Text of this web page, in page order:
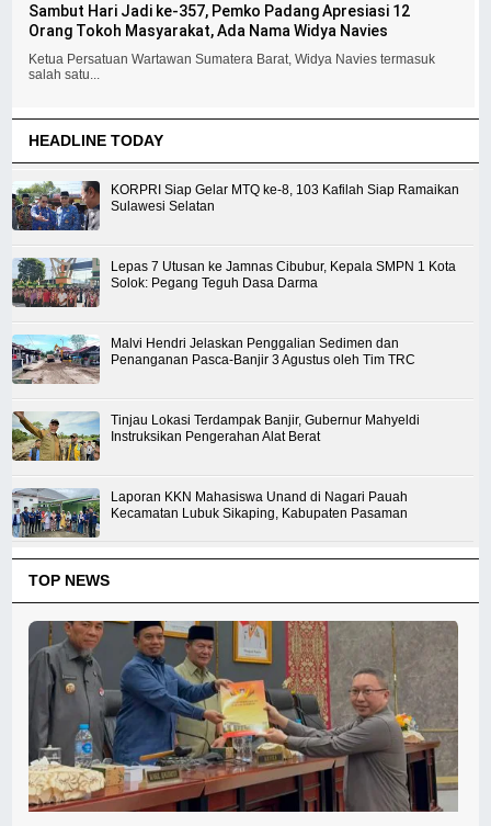
Sambut Hari Jadi ke-357, Pemko Padang Apresiasi 12
Orang Tokoh Masyarakat, Ada Nama Widya Navies
Ketua Persatuan Wartawan Sumatera Barat, Widya Navies termasuk
salah satu...
HEADLINE TODAY
KORPRI Siap Gelar MTQ ke-8, 103 Kafilah Siap Ramaikan
Sulawesi Selatan
Lepas 7 Utusan ke Jamnas Cibubur, Kepala SMPN 1 Kota
Solok: Pegang Teguh Dasa Darma
Malvi Hendri Jelaskan Penggalian Sedimen dan
Penanganan Pasca-Banjir 3 Agustus oleh Tim TRC
Tinjau Lokasi Terdampak Banjir, Gubernur Mahyeldi
Instruksikan Pengerahan Alat Berat
Laporan KKN Mahasiswa Unand di Nagari Pauah
Kecamatan Lubuk Sikaping, Kabupaten Pasaman
TOP NEWS